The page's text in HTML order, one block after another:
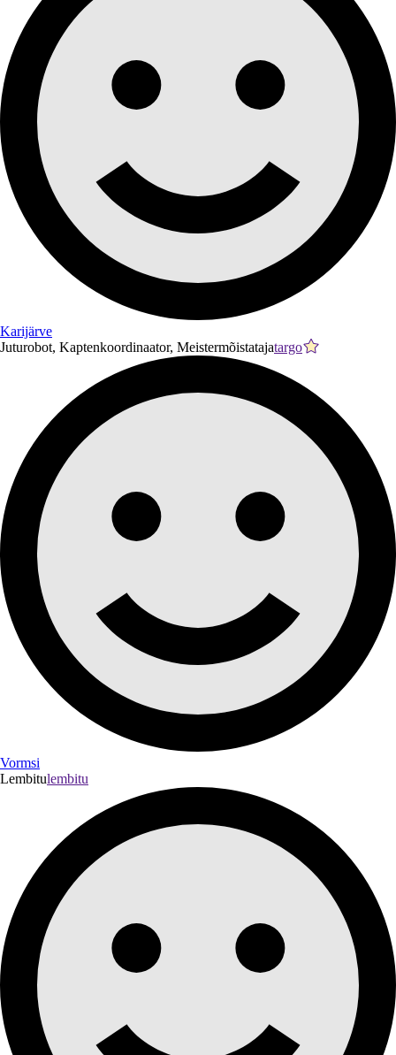
Karijärve
Juturobot, Kaptenkoordinaator, Meistermõistatajatargo
Vormsi
Lembitulembitu